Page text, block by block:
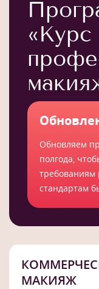
«Курс
Обновляем
полгода,
требованиям
стандартам
МАКИЯЖ